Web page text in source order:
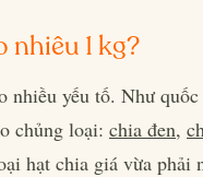
nhiêu 1 kg?
nhiều yếu tố. Như
chủng loại: chia đen,
hạt chia giá vừa phải